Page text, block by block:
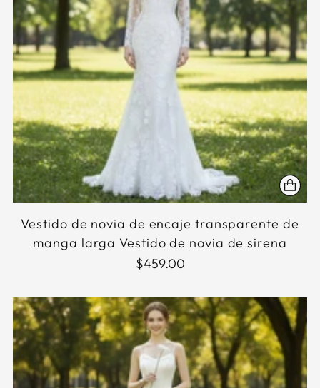
Vestido de novia de encaje transparente de
manga larga Vestido de novia de sirena
$459.00